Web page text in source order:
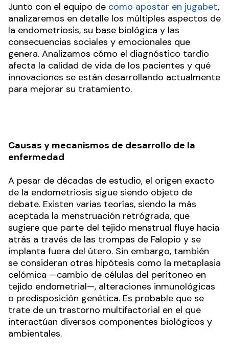
Junto con el equipo de como apostar en jugabet,
analizaremos en detalle los múltiples aspectos de
la endometriosis, su base biológica y las
consecuencias sociales y emocionales que
genera. Analizamos cómo el diagnóstico tardío
afecta la calidad de vida de los pacientes y qué
innovaciones se están desarrollando actualmente
para mejorar su tratamiento.
Causas y mecanismos de desarrollo de la
enfermedad
A pesar de décadas de estudio, el origen exacto
de la endometriosis sigue siendo objeto de
debate. Existen varias teorías, siendo la más
aceptada la menstruación retrógrada, que
sugiere que parte del tejido menstrual fluye hacia
atrás a través de las trompas de Falopio y se
implanta fuera del útero. Sin embargo, también
se consideran otras hipótesis como la metaplasia
celómica —cambio de células del peritoneo en
tejido endometrial—, alteraciones inmunológicas
o predisposición genética. Es probable que se
trate de un trastorno multifactorial en el que
interactúan diversos componentes biológicos y
ambientales.